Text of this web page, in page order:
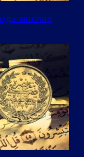
моллар